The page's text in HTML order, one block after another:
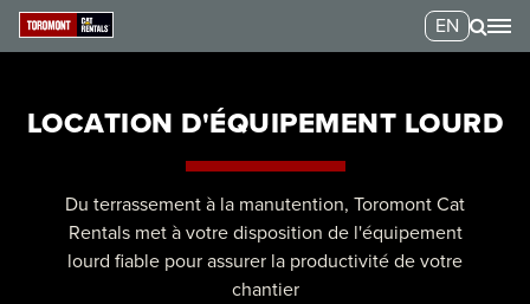
EN
LOCATION D'ÉQUIPEMENT LOURD
Du terrassement à la manutention, Toromont Cat
Rentals met à votre disposition de l'équipement
lourd fiable pour assurer la productivité de votre
chantier